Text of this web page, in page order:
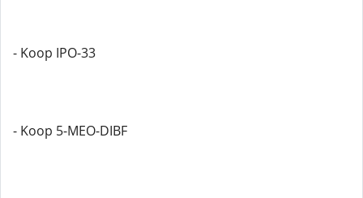
- Koop IPO-33
- Koop 5-MEO-DIBF